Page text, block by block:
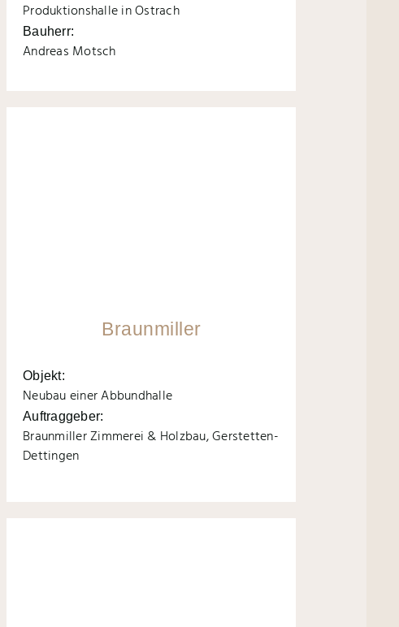
Produktionshalle in Ostrach
Bauherr:
Andreas Motsch
Braunmiller
Objekt:
Neubau einer Abbundhalle
Auftraggeber:
Braunmiller Zimmerei & Holzbau, Gerstetten-
Dettingen